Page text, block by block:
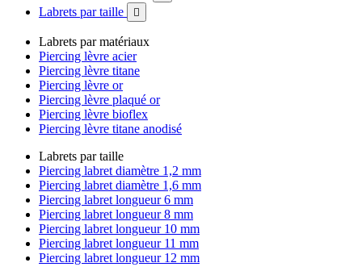
Labrets par taille 
Labrets par matériaux
Piercing lèvre acier
Piercing lèvre titane
Piercing lèvre or
Piercing lèvre plaqué or
Piercing lèvre bioflex
Piercing lèvre titane anodisé
Labrets par taille
Piercing labret diamètre 1,2 mm
Piercing labret diamètre 1,6 mm
Piercing labret longueur 6 mm
Piercing labret longueur 8 mm
Piercing labret longueur 10 mm
Piercing labret longueur 11 mm
Piercing labret longueur 12 mm